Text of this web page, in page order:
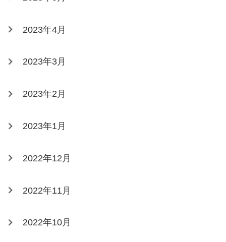
2023年4月
2023年3月
2023年2月
2023年1月
2022年12月
2022年11月
2022年10月